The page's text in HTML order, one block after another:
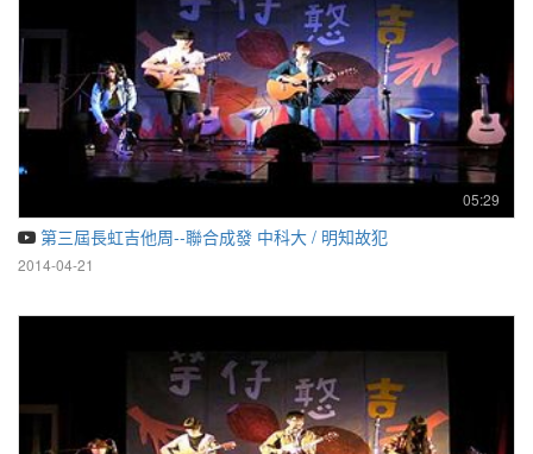
05:29
第三屆長虹吉他周--聯合成發 中科大 / 明知故犯
2014-04-21